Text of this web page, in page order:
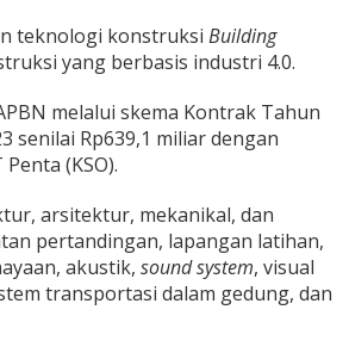
teknologi konstruksi Building
yang berbasis industri 4.0.
melalui skema Kontrak Tahun
senilai Rp639,1 miliar dengan
(KSO).
arsitektur, mekanikal, dan
pertandingan, lapangan latihan,
akustik, sound system, visual
transportasi dalam gedung, dan